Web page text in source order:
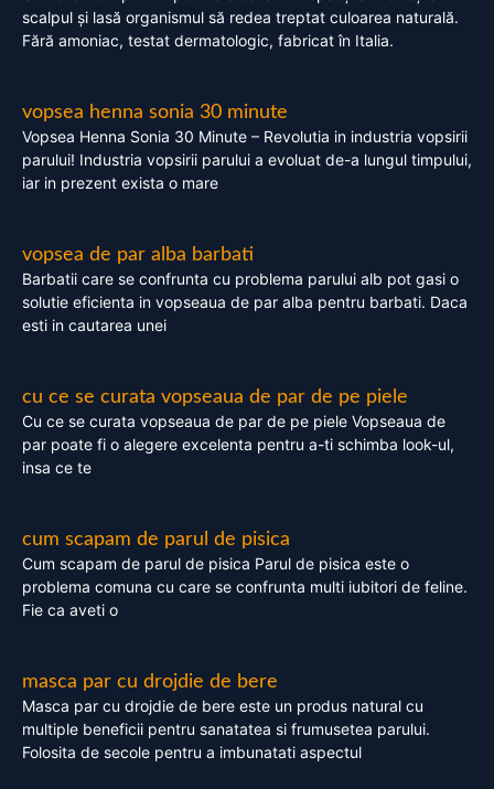
scalpul și lasă organismul să redea treptat culoarea naturală.
Fără amoniac, testat dermatologic, fabricat în Italia.
vopsea henna sonia 30 minute
Vopsea Henna Sonia 30 Minute – Revolutia in industria vopsirii
parului! Industria vopsirii parului a evoluat de-a lungul timpului,
iar in prezent exista o mare
vopsea de par alba barbati
Barbatii care se confrunta cu problema parului alb pot gasi o
solutie eficienta in vopseaua de par alba pentru barbati. Daca
esti in cautarea unei
cu ce se curata vopseaua de par de pe piele
Cu ce se curata vopseaua de par de pe piele Vopseaua de
par poate fi o alegere excelenta pentru a-ti schimba look-ul,
insa ce te
cum scapam de parul de pisica
Cum scapam de parul de pisica Parul de pisica este o
problema comuna cu care se confrunta multi iubitori de feline.
Fie ca aveti o
masca par cu drojdie de bere
Masca par cu drojdie de bere este un produs natural cu
multiple beneficii pentru sanatatea si frumusetea parului.
Folosita de secole pentru a imbunatati aspectul